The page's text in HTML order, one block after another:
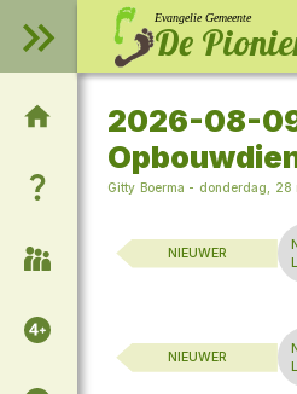
Evangelie Gemeente
De
2026-08-
Gitty Boerma - donderdag, 28
NIEUWER
NIEUWER
Welkom op onze website!
Wie zijn wij?
Samenkomsten